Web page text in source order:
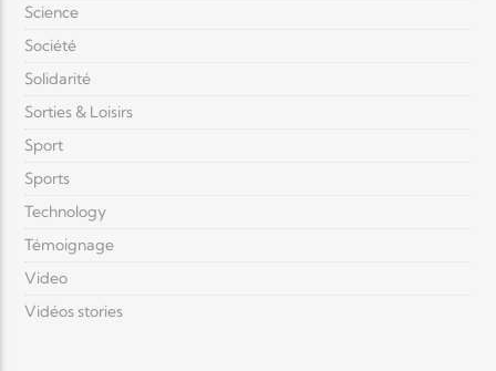
Science
Société
Solidarité
Sorties & Loisirs
Sport
Sports
Technology
Témoignage
Video
Vidéos stories